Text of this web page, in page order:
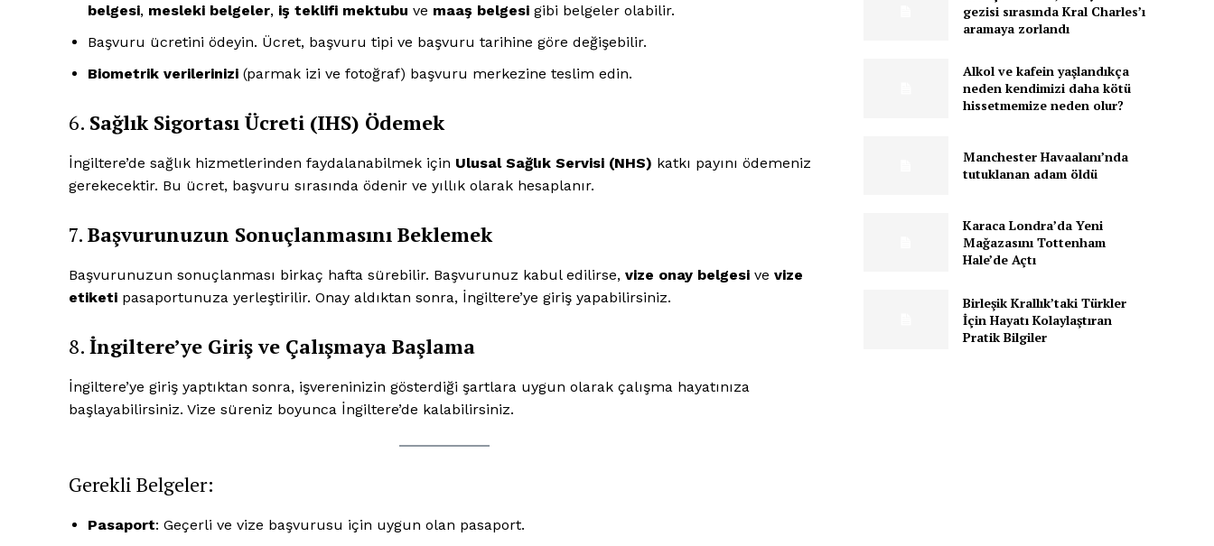
Magazine PRO
Company
Subscription Plans
My account
belgesi, mesleki belgeler, iş teklifi mektubu ve maaş belgesi gibi belgeler olabilir.
Başvuru ücretini ödeyin. Ücret, başvuru tipi ve başvuru tarihine göre değişebilir.
Biometrik verilerinizi (parmak izi ve fotoğraf) başvuru merkezine teslim edin.
6. Sağlık Sigortası Ücreti (IHS) Ödemek
İngiltere’de sağlık hizmetlerinden faydalanabilmek için Ulusal Sağlık Servisi (NHS) katkı payını ödemeniz
gerekecektir. Bu ücret, başvuru sırasında ödenir ve yıllık olarak hesaplanır.
7. Başvurunuzun Sonuçlanmasını Beklemek
Başvurunuzun sonuçlanması birkaç hafta sürebilir. Başvurunuz kabul edilirse, vize onay belgesi ve vize
etiketi pasaportunuza yerleştirilir. Onay aldıktan sonra, İngiltere’ye giriş yapabilirsiniz.
8. İngiltere’ye Giriş ve Çalışmaya Başlama
İngiltere’ye giriş yaptıktan sonra, işvereninizin gösterdiği şartlara uygun olarak çalışma hayatınıza
başlayabilirsiniz. Vize süreniz boyunca İngiltere’de kalabilirsiniz.
Gerekli Belgeler:
Pasaport: Geçerli ve vize başvurusu için uygun olan pasaport.
gezisi sırasında Kral Charles’ı
aramaya zorlandı
Alkol ve kafein yaşlandıkça
neden kendimizi daha kötü
hissetmemize neden olur?
Manchester Havaalanı’nda
tutuklanan adam öldü
Karaca Londra’da Yeni
Mağazasını Tottenham
Hale’de Açtı
Birleşik Krallık’taki Türkler
İçin Hayatı Kolaylaştıran
Pratik Bilgiler